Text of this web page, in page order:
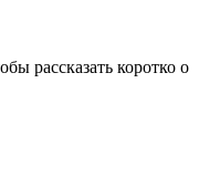
рассказать коротко о